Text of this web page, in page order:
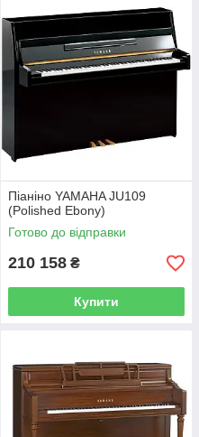
Піаніно YAMAHA JU109
(Polished Ebony)
Готово до відправки
210 158 ₴
Купити